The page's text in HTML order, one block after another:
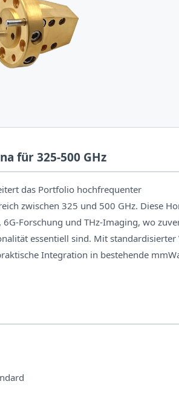
für 325-500 GHz
das Portfolio hochfrequenter
zwischen 325 und 500 GHz. Diese
Forschung und THz-Imaging, wo
essentiell sind. Mit standardisierter
Integration in bestehende